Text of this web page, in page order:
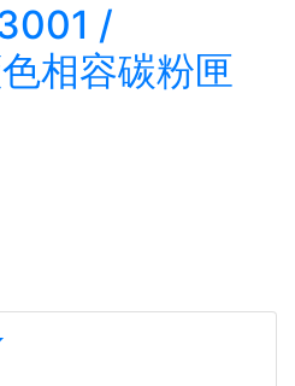
/
相容碳粉匣